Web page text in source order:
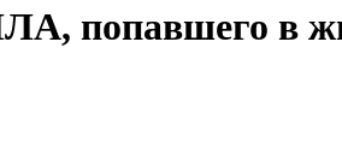
попавшего в